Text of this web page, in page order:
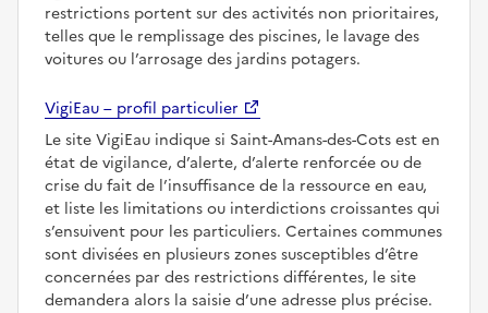
restrictions portent sur des activités non prioritaires,
telles que le remplissage des piscines, le lavage des
voitures ou l’arrosage des jardins potagers.
VigiEau – profil particulier
Le site VigiEau indique si Saint-Amans-des-Cots est en
état de vigilance, d’alerte, d’alerte renforcée ou de
crise du fait de l’insuffisance de la ressource en eau,
et liste les limitations ou interdictions croissantes qui
s’ensuivent pour les particuliers. Certaines communes
sont divisées en plusieurs zones susceptibles d’être
concernées par des restrictions différentes, le site
demandera alors la saisie d’une adresse plus précise.